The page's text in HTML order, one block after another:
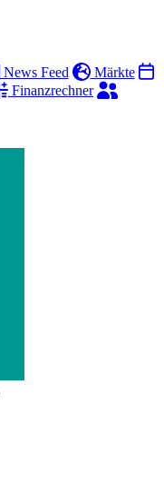
News Feed
Märkte
Finanzrechner